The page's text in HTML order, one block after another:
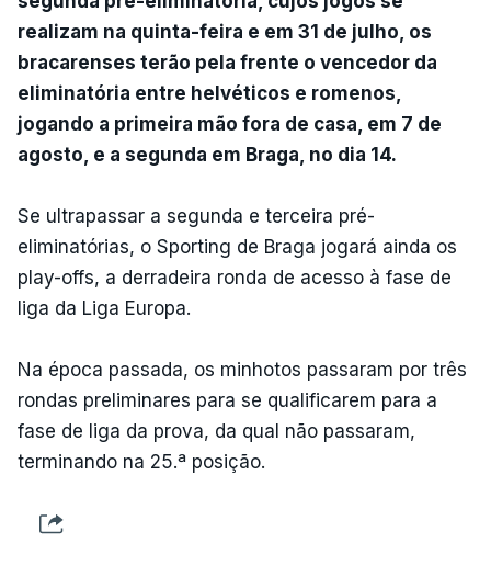
realizam na quinta-feira e em 31 de julho, os
bracarenses terão pela frente o vencedor da
eliminatória entre helvéticos e romenos,
jogando a primeira mão fora de casa, em 7 de
agosto, e a segunda em Braga, no dia 14.
Se ultrapassar a segunda e terceira pré-
eliminatórias, o Sporting de Braga jogará ainda os
play-offs, a derradeira ronda de acesso à fase de
liga da Liga Europa.
Na época passada, os minhotos passaram por três
rondas preliminares para se qualificarem para a
fase de liga da prova, da qual não passaram,
terminando na 25.ª posição.